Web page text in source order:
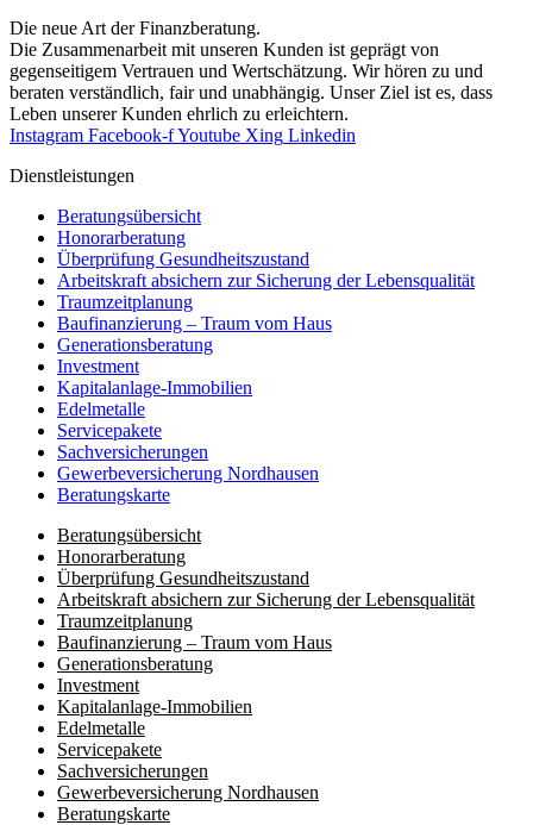
Die neue Art der Finanzberatung.
Die Zusammenarbeit mit unseren Kunden ist geprägt von
gegenseitigem Vertrauen und Wertschätzung. Wir hören zu und
beraten verständlich, fair und unab­hängig. Unser Ziel ist es, dass
Leben unserer Kunden ehrlich zu erleichtern.
Instagram Facebook-fYoutube Xing Linkedin
Dienst­leistungen
Beratungsübersicht
Honorar­beratung
Überprüfung Gesundheits­zustand
Arbeitskraft absichern zur Sicherung der Lebensqualität
Traumzeit­planung
Baufinanzierung – Traum vom Haus
Generationsberatung
Investment
Kapitalanlage-Immobilien
Edelmetalle
Servicepakete
Sachversicherungen
Gewerbeversicherung Nordhausen
Beratungskarte
Beratungsübersicht
Honorar­beratung
Überprüfung Gesundheits­zustand
Arbeitskraft absichern zur Sicherung der Lebensqualität
Traumzeit­planung
Baufinanzierung – Traum vom Haus
Generationsberatung
Investment
Kapitalanlage-Immobilien
Edelmetalle
Servicepakete
Sachversicherungen
Gewerbeversicherung Nordhausen
Beratungskarte